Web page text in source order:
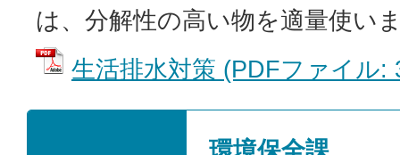
は、分解性の高い物を適量使い
生活排水対策 (PDFファイル: